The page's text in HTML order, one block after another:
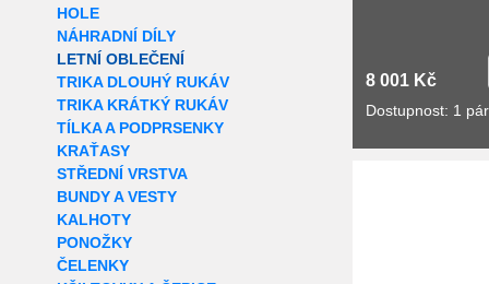
HOLE
NÁHRADNÍ DÍLY
LETNÍ OBLEČENÍ
TRIKA DLOUHÝ RUKÁV
TRIKA KRÁTKÝ RUKÁV
TÍLKA A PODPRSENKY
KRAŤASY
STŘEDNÍ VRSTVA
BUNDY A VESTY
KALHOTY
PONOŽKY
ČELENKY
8 001 Kč
Dostupnost: 1